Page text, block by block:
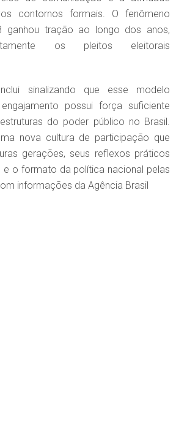
contornos formais. O fenômeno
ganhou tração ao longo dos anos,
os pleitos eleitorais
sinalizando que esse modelo
possui força suficiente
do poder público no Brasil.
nova cultura de participação que
gerações, seus reflexos práticos
o formato da política nacional pelas
informações da Agência Brasil